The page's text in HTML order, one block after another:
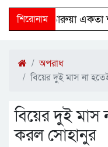
শিরোনাম
‘দক্ষিণ তারুয়া একতা
অপরাধ
বিয়ের দুই মাস না
বিয়ের দুই মাস
করল সোহানুর